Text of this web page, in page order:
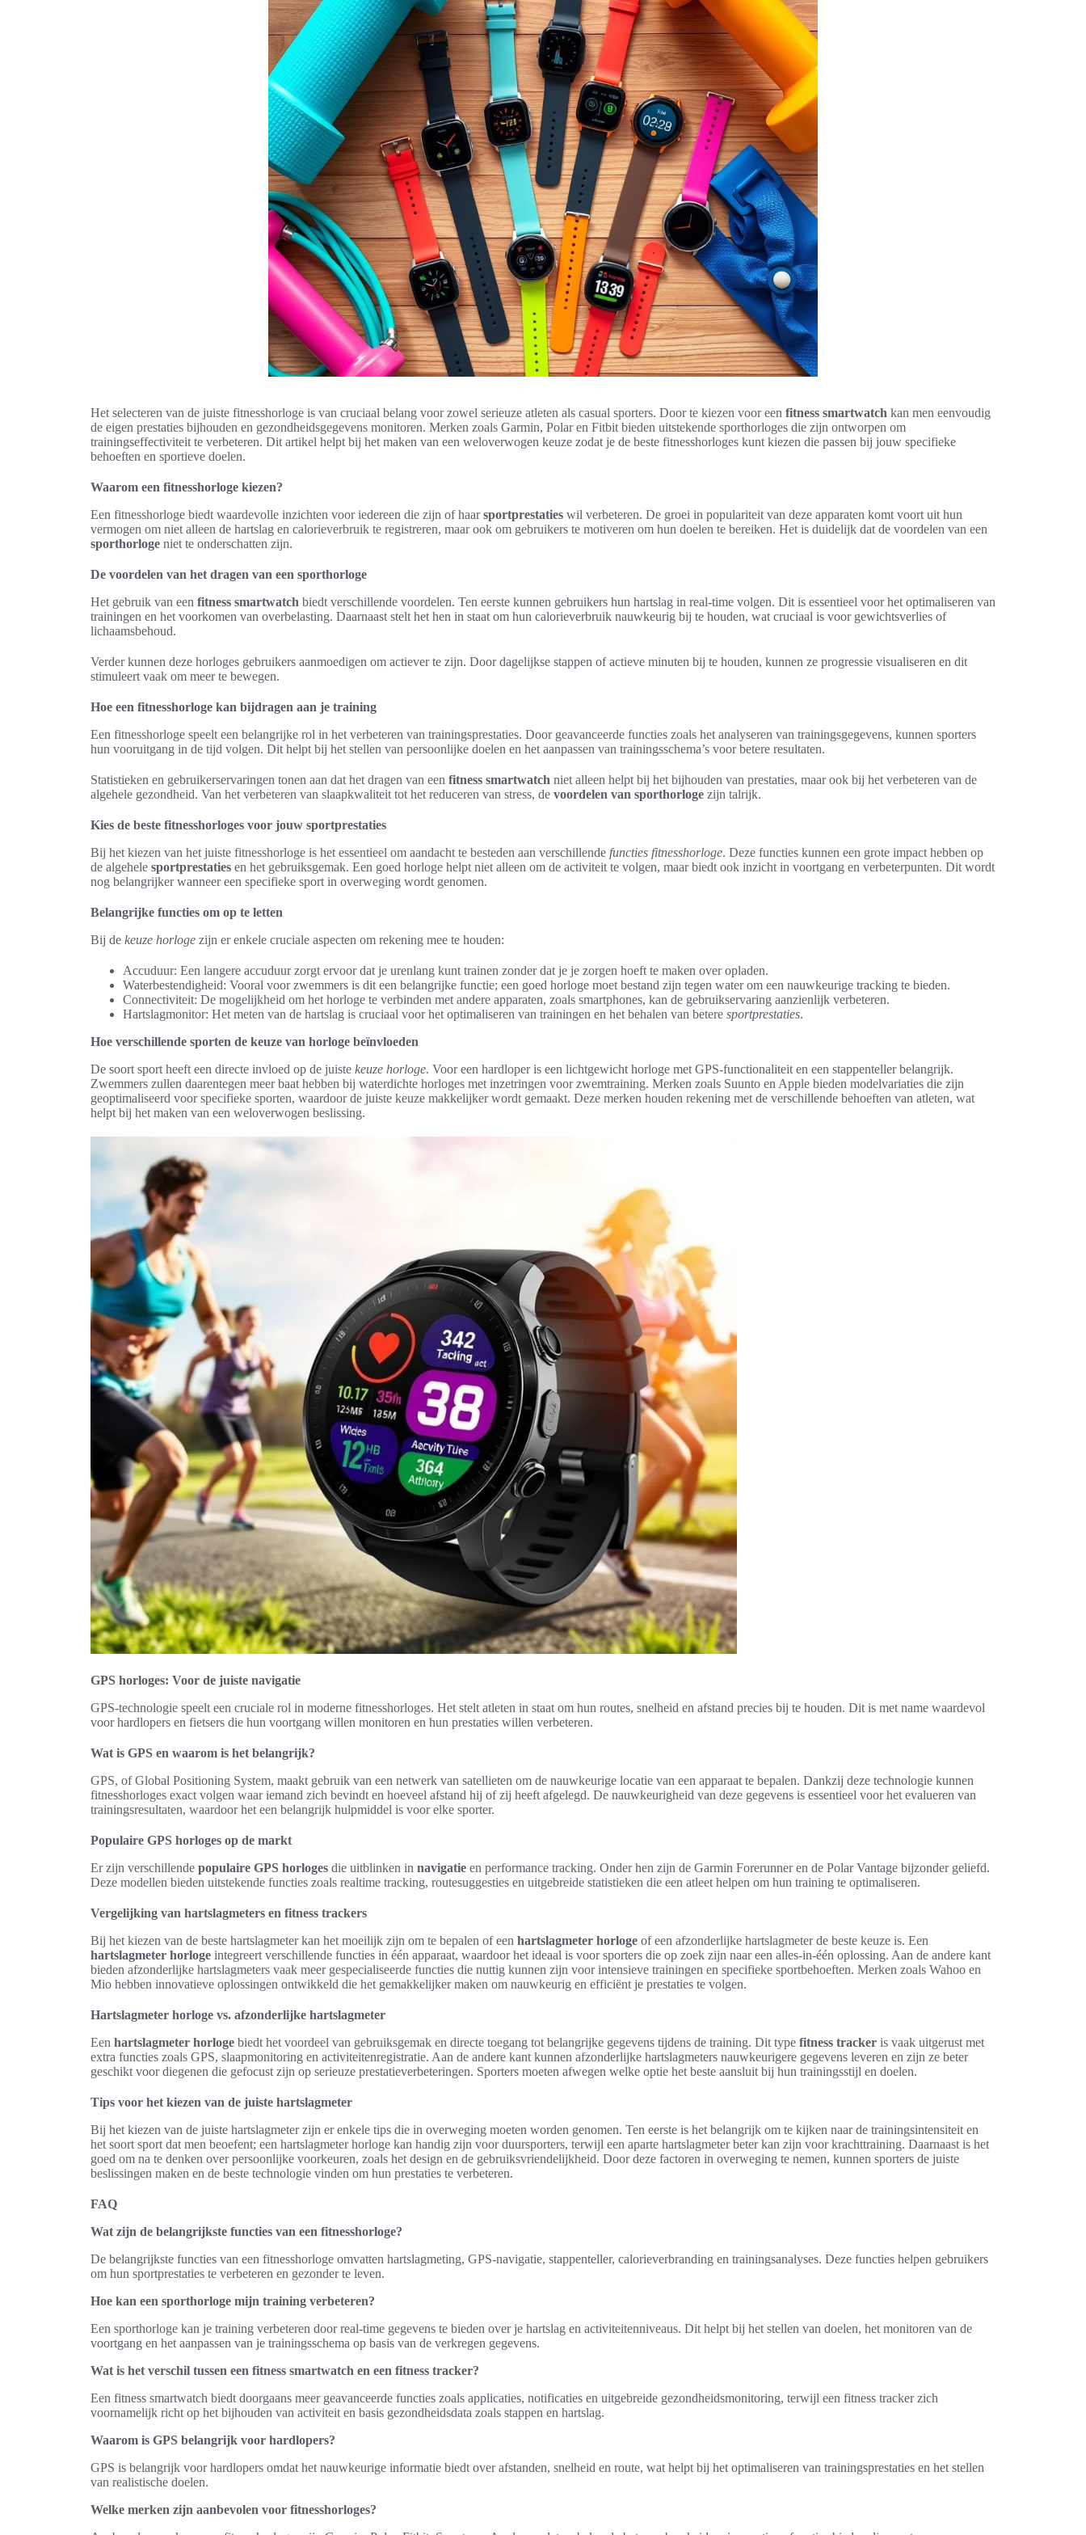
Het selecteren van de juiste fitnesshorloge is van cruciaal belang voor zowel serieuze atleten als casual sporters. Door te kiezen voor een fitness smartwatch kan men eenvoudig
de eigen prestaties bijhouden en gezondheidsgegevens monitoren. Merken zoals Garmin, Polar en Fitbit bieden uitstekende sporthorloges die zijn ontworpen om
trainingseffectiviteit te verbeteren. Dit artikel helpt bij het maken van een weloverwogen keuze zodat je de beste fitnesshorloges kunt kiezen die passen bij jouw specifieke
behoeften en sportieve doelen.
Waarom een fitnesshorloge kiezen?
Een fitnesshorloge biedt waardevolle inzichten voor iedereen die zijn of haarsportprestaties wil verbeteren. De groei in populariteit van deze apparaten komt voort uit hun
vermogen om niet alleen de hartslag en calorieverbruik te registreren, maar ook om gebruikers te motiveren om hun doelen te bereiken. Het is duidelijk dat de voordelen van een
sporthorloge niet te onderschatten zijn.
De voordelen van het dragen van een sporthorloge
Het gebruik van een fitness smartwatch biedt verschillende voordelen. Ten eerste kunnen gebruikers hun hartslag in real-time volgen. Dit is essentieel voor het optimaliseren van
trainingen en het voorkomen van overbelasting. Daarnaast stelt het hen in staat om hun calorieverbruik nauwkeurig bij te houden, wat cruciaal is voor gewichtsverlies of
lichaamsbehoud.
Verder kunnen deze horloges gebruikers aanmoedigen om actiever te zijn. Door dagelijkse stappen of actieve minuten bij te houden, kunnen ze progressie visualiseren en dit
stimuleert vaak om meer te bewegen.
Hoe een fitnesshorloge kan bijdragen aan je training
Een fitnesshorloge speelt een belangrijke rol in het verbeteren van trainingsprestaties. Door geavanceerde functies zoals het analyseren van trainingsgegevens, kunnen sporters
hun vooruitgang in de tijd volgen. Dit helpt bij het stellen van persoonlijke doelen en het aanpassen van trainingsschema’s voor betere resultaten.
Statistieken en gebruikerservaringen tonen aan dat het dragen van een fitness smartwatch niet alleen helpt bij het bijhouden van prestaties, maar ook bij het verbeteren van de
algehele gezondheid. Van het verbeteren van slaapkwaliteit tot het reduceren van stress, de voordelen van sporthorloge zijn talrijk.
Kies de beste fitnesshorloges voor jouw sportprestaties
Bij het kiezen van het juiste fitnesshorloge is het essentieel om aandacht te besteden aan verschillende functies fitnesshorloge. Deze functies kunnen een grote impact hebben op
de algehele sportprestaties en het gebruiksgemak. Een goed horloge helpt niet alleen om de activiteit te volgen, maar biedt ook inzicht in voortgang en verbeterpunten. Dit wordt
nog belangrijker wanneer een specifieke sport in overweging wordt genomen.
Belangrijke functies om op te letten
Bij de keuze horloge zijn er enkele cruciale aspecten om rekening mee te houden:
Accuduur: Een langere accuduur zorgt ervoor dat je urenlang kunt trainen zonder dat je je zorgen hoeft te maken over opladen.
Waterbestendigheid: Vooral voor zwemmers is dit een belangrijke functie; een goed horloge moet bestand zijn tegen water om een nauwkeurige tracking te bieden.
Connectiviteit: De mogelijkheid om het horloge te verbinden met andere apparaten, zoals smartphones, kan de gebruikservaring aanzienlijk verbeteren.
Hartslagmonitor: Het meten van de hartslag is cruciaal voor het optimaliseren van trainingen en het behalen van betere sportprestaties.
Hoe verschillende sporten de keuze van horloge beïnvloeden
De soort sport heeft een directe invloed op de juiste keuze horloge. Voor een hardloper is een lichtgewicht horloge met GPS-functionaliteit en een stappenteller belangrijk.
Zwemmers zullen daarentegen meer baat hebben bij waterdichte horloges met inzetringen voor zwemtraining. Merken zoals Suunto en Apple bieden modelvariaties die zijn
geoptimaliseerd voor specifieke sporten, waardoor de juiste keuze makkelijker wordt gemaakt. Deze merken houden rekening met de verschillende behoeften van atleten, wat
helpt bij het maken van een weloverwogen beslissing.
GPS horloges: Voor de juiste navigatie
GPS-technologie speelt een cruciale rol in moderne fitnesshorloges. Het stelt atleten in staat om hun routes, snelheid en afstand precies bij te houden. Dit is met name waardevol
voor hardlopers en fietsers die hun voortgang willen monitoren en hun prestaties willen verbeteren.
Wat is GPS en waarom is het belangrijk?
GPS, of Global Positioning System, maakt gebruik van een netwerk van satellieten om de nauwkeurige locatie van een apparaat te bepalen. Dankzij deze technologie kunnen
fitnesshorloges exact volgen waar iemand zich bevindt en hoeveel afstand hij of zij heeft afgelegd. De nauwkeurigheid van deze gegevens is essentieel voor het evalueren van
trainingsresultaten, waardoor het een belangrijk hulpmiddel is voor elke sporter.
Populaire GPS horloges op de markt
Er zijn verschillende populaire GPS horloges die uitblinken in navigatie en performance tracking. Onder hen zijn de Garmin Forerunner en de Polar Vantage bijzonder geliefd.
Deze modellen bieden uitstekende functies zoals realtime tracking, routesuggesties en uitgebreide statistieken die een atleet helpen om hun training te optimaliseren.
Vergelijking van hartslagmeters en fitness trackers
Bij het kiezen van de beste hartslagmeter kan het moeilijk zijn om te bepalen of een hartslagmeter horloge of een afzonderlijke hartslagmeter de beste keuze is. Een
hartslagmeter horloge integreert verschillende functies in één apparaat, waardoor het ideaal is voor sporters die op zoek zijn naar een alles-in-één oplossing. Aan de andere kant
bieden afzonderlijke hartslagmeters vaak meer gespecialiseerde functies die nuttig kunnen zijn voor intensieve trainingen en specifieke sportbehoeften. Merken zoals Wahoo en
Mio hebben innovatieve oplossingen ontwikkeld die het gemakkelijker maken om nauwkeurig en efficiënt je prestaties te volgen.
Hartslagmeter horloge vs. afzonderlijke hartslagmeter
Een hartslagmeter horloge biedt het voordeel van gebruiksgemak en directe toegang tot belangrijke gegevens tijdens de training. Dit type fitness tracker is vaak uitgerust met
extra functies zoals GPS, slaapmonitoring en activiteitenregistratie. Aan de andere kant kunnen afzonderlijke hartslagmeters nauwkeurigere gegevens leveren en zijn ze beter
geschikt voor diegenen die gefocust zijn op serieuze prestatieverbeteringen. Sporters moeten afwegen welke optie het beste aansluit bij hun trainingsstijl en doelen.
Tips voor het kiezen van de juiste hartslagmeter
Bij het kiezen van de juiste hartslagmeter zijn er enkele tips die in overweging moeten worden genomen. Ten eerste is het belangrijk om te kijken naar de trainingsintensiteit en
het soort sport dat men beoefent; een hartslagmeter horloge kan handig zijn voor duursporters, terwijl een aparte hartslagmeter beter kan zijn voor krachttraining. Daarnaast is het
goed om na te denken over persoonlijke voorkeuren, zoals het design en de gebruiksvriendelijkheid. Door deze factoren in overweging te nemen, kunnen sporters de juiste
beslissingen maken en de beste technologie vinden om hun prestaties te verbeteren.
FAQ
Wat zijn de belangrijkste functies van een fitnesshorloge?
De belangrijkste functies van een fitnesshorloge omvatten hartslagmeting, GPS-navigatie, stappenteller, calorieverbranding en trainingsanalyses. Deze functies helpen gebruikers
om hun sportprestaties te verbeteren en gezonder te leven.
Hoe kan een sporthorloge mijn training verbeteren?
Een sporthorloge kan je training verbeteren door real-time gegevens te bieden over je hartslag en activiteitenniveaus. Dit helpt bij het stellen van doelen, het monitoren van de
voortgang en het aanpassen van je trainingsschema op basis van de verkregen gegevens.
Wat is het verschil tussen een fitness smartwatch en een fitness tracker?
Een fitness smartwatch biedt doorgaans meer geavanceerde functies zoals applicaties, notificaties en uitgebreide gezondheidsmonitoring, terwijl een fitness tracker zich
voornamelijk richt op het bijhouden van activiteit en basis gezondheidsdata zoals stappen en hartslag.
Waarom is GPS belangrijk voor hardlopers?
GPS is belangrijk voor hardlopers omdat het nauwkeurige informatie biedt over afstanden, snelheid en route, wat helpt bij het optimaliseren van trainingsprestaties en het stellen
van realistische doelen.
Welke merken zijn aanbevolen voor fitnesshorloges?